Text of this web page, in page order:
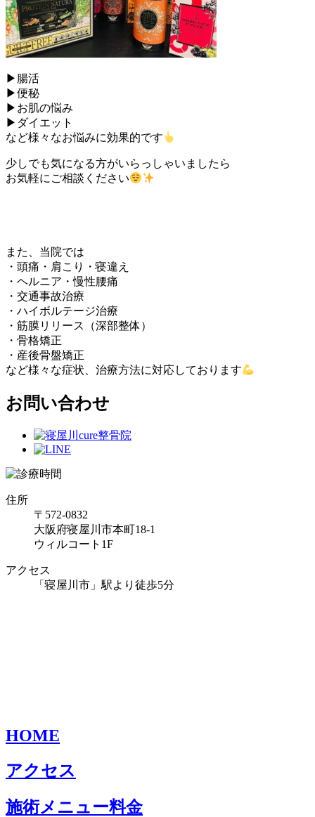
▶︎腸活
▶︎便秘
▶︎お肌の悩み
▶︎ダイエット
など様々なお悩みに効果的です
少しでも気になる方がいらっしゃいましたら
お気軽にご相談ください
また、当院では
・頭痛・肩こり・寝違え
・ヘルニア・慢性腰痛
・交通事故治療
・ハイボルテージ治療
・筋膜リリース（深部整体）
・骨格矯正
・産後骨盤矯正
など様々な症状、治療方法に対応しております
お問い合わせ
住所
〒572-0832
大阪府寝屋川市本町18-1
ウィルコート1F
アクセス
「寝屋川市」駅より徒歩5分
HOME
アクセス
施術メニュー料金